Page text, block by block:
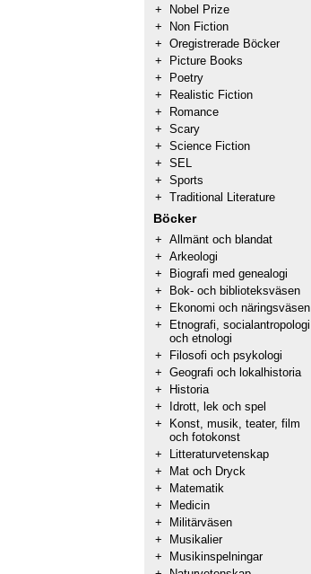
+
Nobel Prize
+
Non Fiction
+ Oregistrerade Böcker
+
Picture Books
+
Poetry
+
Realistic Fiction
+
Romance
+ Scary
+ Science Fiction
+ SEL
+ Sports
+ Traditional Literature
Böcker
+ Allmänt och blandat
+ Arkeologi
+
Biografi med genealogi
+
Bok- och biblioteksväsen
+
Ekonomi och näringsväsen
+
Etnografi, socialantropologi
och etnologi
+
Filosofi och psykologi
+ Geografi och lokalhistoria
+
Historia
+
Idrott, lek och spel
+
Konst, musik, teater, film
och fotokonst
+
Litteraturvetenskap
+
Mat och Dryck
+
Matematik
+
Medicin
+
Militärväsen
+
Musikalier
+
Musikinspelningar